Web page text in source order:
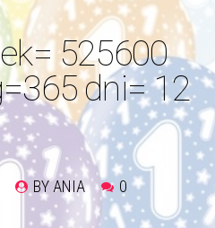
525600
dni= 12
BY ANIA 0